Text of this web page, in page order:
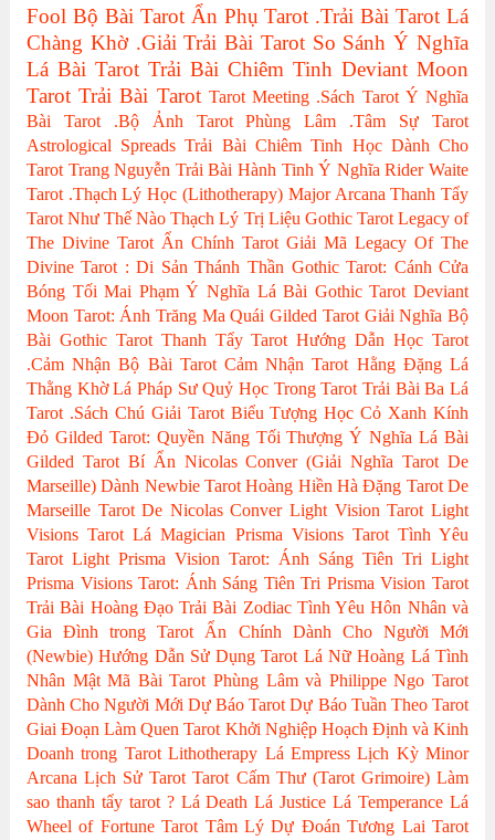
Fool Bộ Bài Tarot Ẩn Phụ Tarot .Trải Bài Tarot Lá
Chàng Khờ .Giải Trải Bài Tarot So Sánh Ý Nghĩa
Lá Bài Tarot Trải Bài Chiêm Tinh Deviant Moon
Tarot Trải Bài Tarot Tarot Meeting .Sách Tarot Ý Nghĩa
Bài Tarot
.Bộ Ảnh Tarot Phùng Lâm
.Tâm Sự Tarot
Astrological Spreads Trải Bài Chiêm Tinh Học Dành Cho
Tarot Trang Nguyễn Trải Bài Hành Tinh Ý Nghĩa Rider Waite
Tarot .Thạch Lý Học (Lithotherapy) Major Arcana Thanh Tẩy
Tarot Như Thế Nào Thạch Lý Trị Liệu Gothic Tarot Legacy of
The Divine Tarot Ẩn Chính Tarot Giải Mã Legacy Of The
Divine Tarot : Di Sản Thánh Thần Gothic Tarot: Cánh Cửa
Bóng Tối Mai Phạm Ý Nghĩa Lá Bài Gothic Tarot Deviant
Moon Tarot: Ánh Trăng Ma Quái Gilded Tarot Giải Nghĩa Bộ
Bài Gothic Tarot Thanh Tẩy Tarot Hướng Dẫn Học Tarot
.Cảm Nhận Bộ Bài Tarot Cảm Nhận Tarot Hằng Đặng Lá
Thằng Khờ Lá Pháp Sư Quỷ Học Trong Tarot Trải Bài Ba Lá
Tarot .Sách Chú Giải Tarot Biểu Tượng Học Cỏ Xanh Kính
Đỏ Gilded Tarot: Quyền Năng Tối Thượng Ý Nghĩa Lá Bài
Gilded Tarot Bí Ẩn Nicolas Conver (Giải Nghĩa Tarot De
Marseille) Dành Newbie Tarot Hoàng Hiền Hà Đặng Tarot De
Marseille Tarot De Nicolas Conver Light Vision Tarot Light
Visions Tarot Lá Magician Prisma Visions Tarot Tình Yêu
Tarot Light Prisma Vision Tarot: Ánh Sáng Tiên Tri Light
Prisma Visions Tarot: Ánh Sáng Tiên Tri Prisma Vision Tarot
Trải Bài Hoàng Đạo Trải Bài Zodiac Tình Yêu Hôn Nhân và
Gia Đình trong Tarot
Ẩn Chính
Dành Cho Người Mới
(Newbie) Hướng Dẫn Sử Dụng Tarot Lá Nữ Hoàng Lá Tình
Nhân Mật Mã Bài Tarot Phùng Lâm và Philippe Ngo Tarot
Dành Cho Người Mới Dự Báo Tarot Dự Báo Tuần Theo Tarot
Giai Đoạn Làm Quen Tarot Khởi Nghiệp Hoạch Định và Kinh
Doanh trong Tarot Lithotherapy Lá Empress Lịch Kỳ Minor
Arcana Lịch Sử Tarot Tarot Cấm Thư (Tarot Grimoire) Làm
sao thanh tẩy tarot ? Lá Death Lá Justice Lá Temperance Lá
Wheel of Fortune Tarot Tâm Lý Dự Đoán Tương Lai Tarot